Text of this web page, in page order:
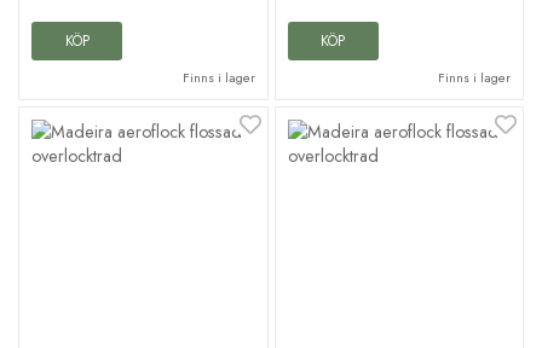
KÖP
Finns i lager
KÖP
Finns i lager